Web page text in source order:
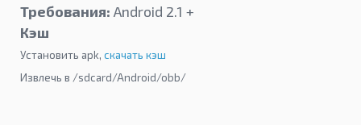
Требования: Android 2.1 +
Кэш
Установить apk, скачать кэш
Извлечь в /sdcard/Android/obb/